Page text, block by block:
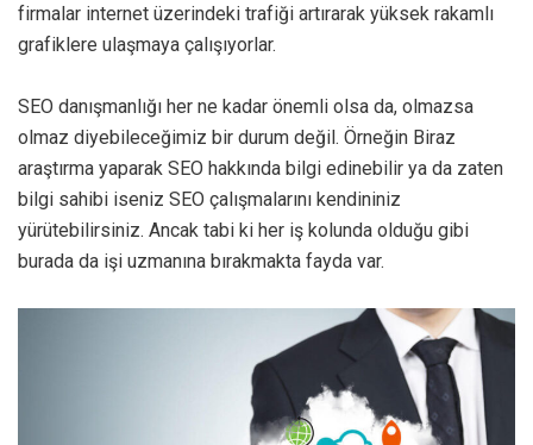
firmalar internet üzerindeki trafiği artırarak yüksek rakamlı
grafiklere ulaşmaya çalışıyorlar.
SEO danışmanlığı her ne kadar önemli olsa da, olmazsa
olmaz diyebileceğimiz bir durum değil. Örneğin Biraz
araştırma yaparak SEO hakkında bilgi edinebilir ya da zaten
bilgi sahibi iseniz SEO çalışmalarını kendininiz
yürütebilirsiniz. Ancak tabi ki her iş kolunda olduğu gibi
burada da işi uzmanına bırakmakta fayda var.